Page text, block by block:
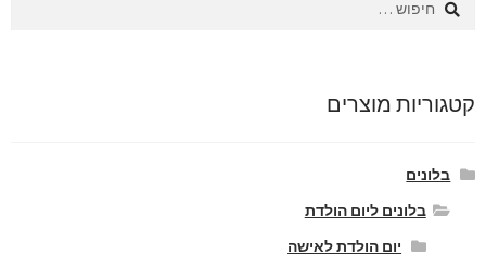
קטגוריות מוצרים
בלונים
בלונים ליום הולדת
יום הולדת לאישה